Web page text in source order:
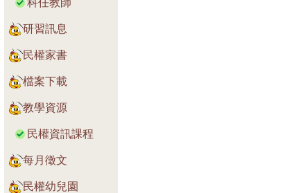
科任教師
研習訊息
民權家書
檔案下載
教學資源
民權資訊課程
每月徵文
民權幼兒園